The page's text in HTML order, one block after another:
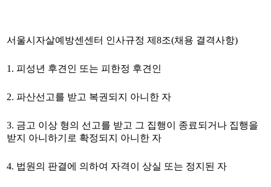
서울시자살예방센센터 인사규정 제8조(채용 결격사항)
1. 피성년 후견인 또는 피한정 후견인
2. 파산선고를 받고 복권되지 아니한 자
3. 금고 이상 형의 선고를 받고 그 집행이 종료되거나 집행을
받지 아니하기로 확정되지 아니한 자
4. 법원의 판결에 의하여 자격이 상실 또는 정지된 자